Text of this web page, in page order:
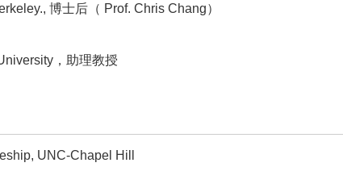
博士后（ Prof. Chris Chang）
，助理教授
UNC-Chapel Hill